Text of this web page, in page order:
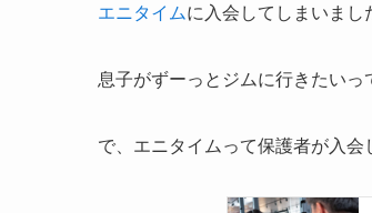
エニタイムに入会してしまいまし
息子がずーっとジムに行きたい
で、エニタイムって保護者が入会